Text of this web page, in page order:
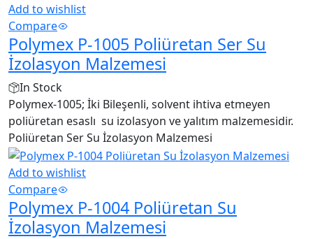
Add to wishlist
Compare
Polymex P-1005 Poliüretan Ser Su
İzolasyon Malzemesi
In Stock
Polymex-1005; İki Bileşenli, solvent ihtiva etmeyen
poliüretan esaslı su izolasyon ve yalıtım malzemesidir.
Poliüretan Ser Su İzolasyon Malzemesi
Add to wishlist
Compare
Polymex P-1004 Poliüretan Su
İzolasyon Malzemesi